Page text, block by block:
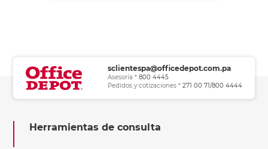
sclientespa@officedepot.com.pa
Asesoría * 800 4445
Pedidos y cotizaciones * 271 00 71/800 4444
Herramientas de consulta